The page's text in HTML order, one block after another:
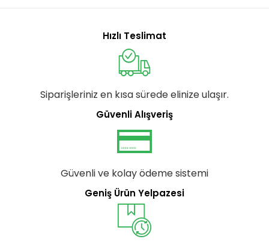
Hızlı Teslimat
Siparişleriniz en kısa sürede elinize ulaşır.
Güvenli Alışveriş
Güvenli ve kolay ödeme sistemi
Geniş Ürün Yelpazesi